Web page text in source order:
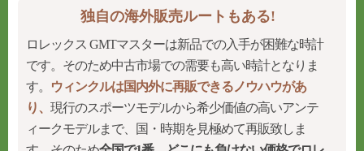
独自の海外販売ルートもある!
ロレックス GMTマスターは新品での入手が困難な時計
です。そのため中古市場での需要も高い時計となりま
す。 ウィンクルは国内外に再販できるノウハウがあ
り、現行のスポーツモデルから希少価値の高いアンテ
ィークモデルまで、国・時期を見極めて再販致しま